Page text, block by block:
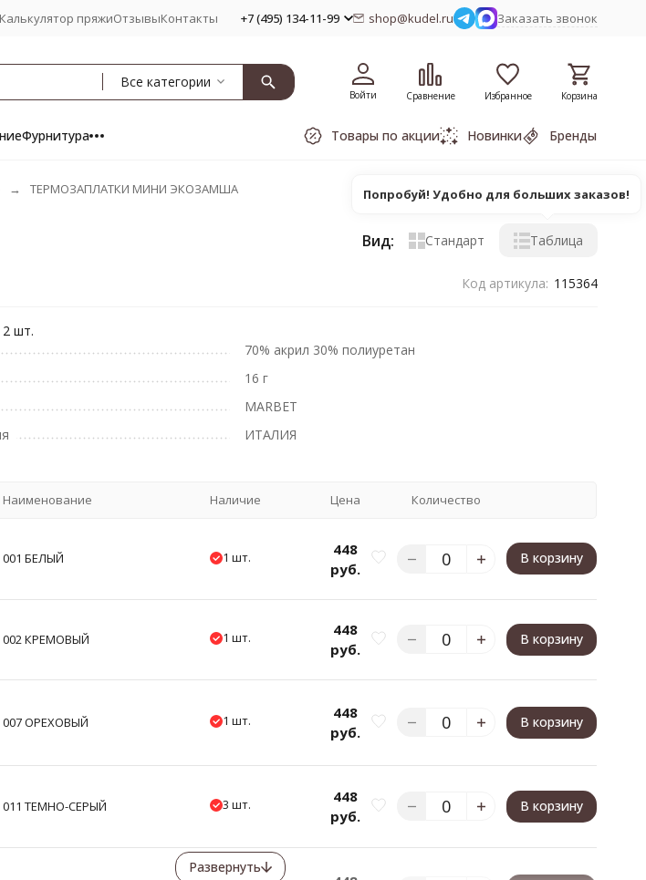
пряжиОтзывыКонтакты +7 (495) 134-11-99 shop@kudel.ru Заказать звонок
Все категории
Войти Сравнение Избранное Корзина
Фурнитура Товары по акции Новинки Бренды
ТЕРМОЗАПЛАТКИ МИНИ ЭКОЗАМША
Вид: Стандарт Таблица
Код артикула: 115364
2 шт.
70% акрил 30% полиуретан
16 г
MARBET
ИТАЛИЯ
Наименование Наличие Цена Количество
001 БЕЛЫЙ 1 шт.
448
руб.
В корзину
002 КРЕМОВЫЙ 1 шт.
448
руб.
В корзину
007 ОРЕХОВЫЙ 1 шт.
448
руб.
В корзину
011 ТЕМНО-СЕРЫЙ 3 шт.
448
руб.
В корзину
Развернуть
Попробуй! Удобно для больших заказов!